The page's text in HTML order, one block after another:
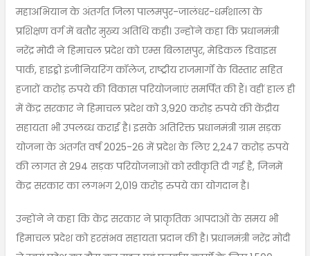
महाअभियान के अंतर्गत जिला पालमपुर-जालंधर-धर्मशाला के
प्रशिक्षण वर्ग में बतौर मुख्य अतिथि कही। उन्होंने कहा कि प्रधानमंत्री
नरेंद्र मोदी ने हिमाचल प्रदेश को एम्स बिलासपुर, मेडिकल डिवाइस
पार्क, हाइड्रो इंजीनियरिंग कॉलेज, राष्ट्रीय राजमार्गों के विस्तार सहित
हजारों करोड़ रुपये की विकास परियोजनाएं समर्पित की हैं। वहीं हाल ही
में केंद्र सरकार ने हिमाचल प्रदेश को 3,920 करोड़ रुपये की केंद्रीय
सहायता भी उपलब्ध कराई है। इसके अतिरिक्त प्रधानमंत्री ग्राम सड़क
योजना के अंतर्गत वर्ष 2025-26 में प्रदेश के लिए 2,247 करोड़ रुपये
की लागत से 294 सड़क परियोजनाओं को स्वीकृति दी गई है, जिनमें
केंद्र सरकार का लगभग 2,019 करोड़ रुपये का योगदान है।
उन्होंने ने कहा कि केंद्र सरकार ने प्राकृतिक आपदाओं के समय भी
हिमाचल प्रदेश को हरसंभव सहायता प्रदान की है। प्रधानमंत्री नरेंद्र मोदी